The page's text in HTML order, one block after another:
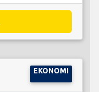
EKONOMI